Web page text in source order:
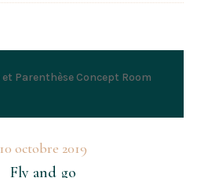
10 octobre 2019
Fly and go